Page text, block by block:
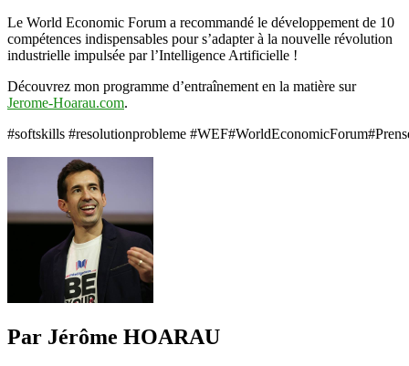
pour
2020
Le World Economic Forum a recommandé le développement de 10
compétences indispensables pour s’adapter à la nouvelle révolution
industrielle impulsée par l’Intelligence Artificielle !
Découvrez mon programme d’entraînement en la matière sur
Jerome-Hoarau.com.
#softskills #resolutionprobleme
Par Jérôme HOARAU